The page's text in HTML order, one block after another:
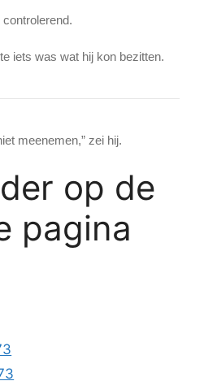
controlerend.
iets was wat hij kon bezitten.
meenemen,” zei hij.
op de
pagina